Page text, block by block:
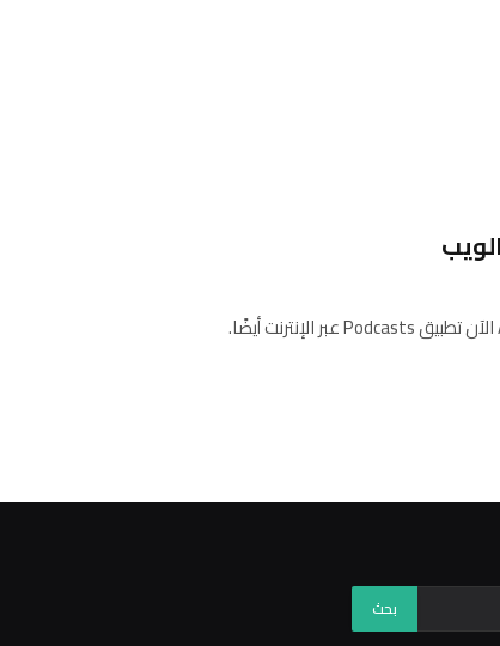
بعد شهر من إطلاق خرائط Apple على الويب، تقدم Apple الآن تطبيق Podcasts عبر الإنترنت أيضًا.